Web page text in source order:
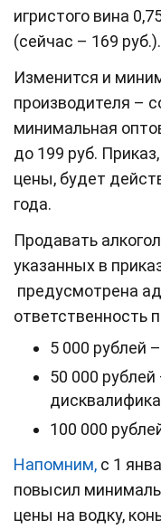
игристого вина
(сейчас – 169 руб.).
Изменится и
производителя –
минимальная
до 199 руб.
цены, будет
года.
Продавать
указанных в
предусмотрена
ответственность
5 000 рублей
50 000
100 000
Напомним, с 1
повысил
цены на водку,